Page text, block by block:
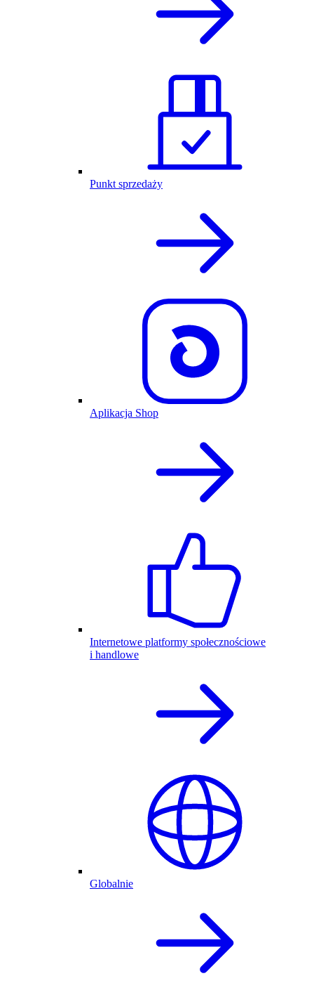
Punkt sprzedaży
Aplikacja Shop
Internetowe platformy społecznościowe
i handlowe
Globalnie